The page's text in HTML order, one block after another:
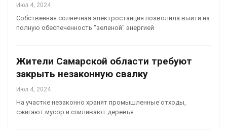
Июл 4, 2024
Собственная солнечная электростанция позволила выйти на
полную обеспеченность "зеленой" энергией
Жители Самарской области требуют
закрыть незаконную свалку
Июл 4, 2024
На участке незаконно хранят промышленные отходы,
сжигают мусор и спиливают деревья